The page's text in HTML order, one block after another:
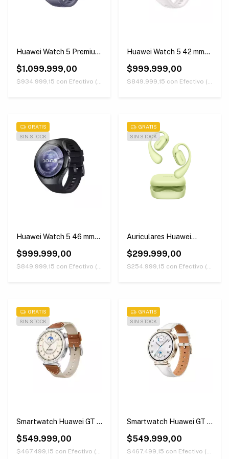
Huawei Watch 5 Premium
$1.099.999,00
$934.999,15 con Efectivo (Únicamente retirando en nuestras sucursales)
Huawei Watch 5 42 mm
$999.999,00
$849.999,15 con Efectivo (Únicamente retirando en nuestras sucursales)
SIN STOCK
GRATIS
Huawei Watch 5 46 mm
$999.999,00
$849.999,15 con Efectivo (Únicamente retirando en nuestras sucursales)
SIN STOCK
GRATIS
Auriculares Huawei
$299.999,00
$254.999,15 con Efectivo (Únicamente retirando en nuestras sucursales)
SIN STOCK
GRATIS
Smartwatch Huawei GT 5
$549.999,00
$467.499,15 con Efectivo (Únicamente retirando en nuestras sucursales)
SIN STOCK
GRATIS
Smartwatch Huawei GT 5
$549.999,00
$467.499,15 con Efectivo (Únicamente retirando en nuestras sucursales)